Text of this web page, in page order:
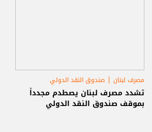
مصرف لبنان صندوق النقد الدولي
تشدد مصرف لبنان يصطدم مجدداً
بموقف صندوق النقد الدولي